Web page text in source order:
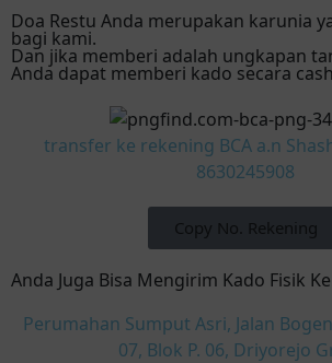
Doa Restu Anda merupakan karunia
bagi kami.
Dan jika memberi adalah ungkapan
Anda dapat memberi kado secara
transfer ke rekening BCA a.n
8630245908
Copy No. Rekening
Anda Juga Bisa Mengirim Kado Fisik
Perumahan Sumput Asri, Jalan
07, Blok P. 06, Driyorejo